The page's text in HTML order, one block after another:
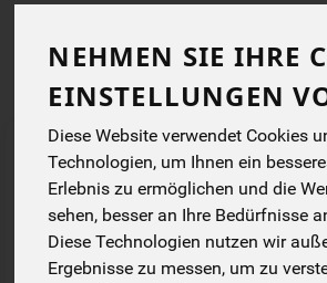
NEHMEN SIE IHRE
EINSTELLUNGEN
Diese Website verwendet Cookies
Technologien, um Ihnen ein
Erlebnis zu ermöglichen und die
sehen, besser an Ihre Bedürfnisse
Diese Technologien nutzen wir
Ergebnisse zu messen, um zu